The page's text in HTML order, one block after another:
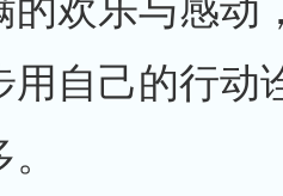
的欢乐与感动
用自己的行动